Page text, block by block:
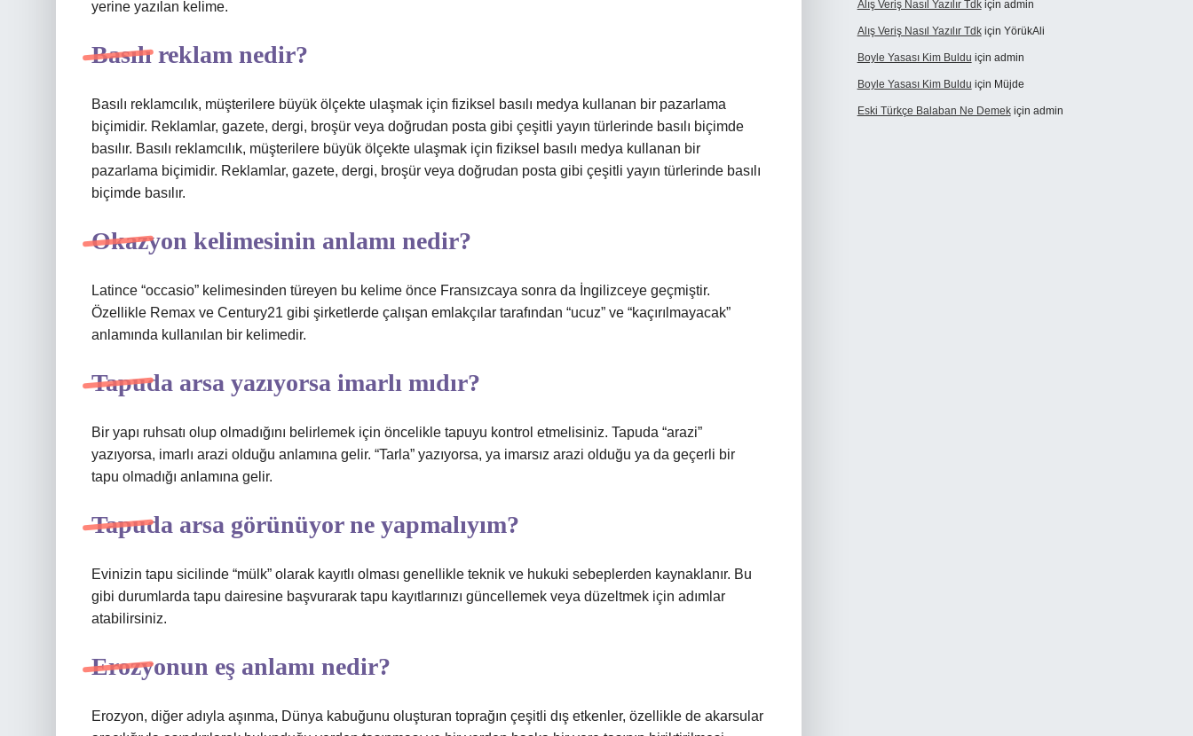
yerine yazılan kelime.
Basılı reklam nedir?
Basılı reklamcılık, müşterilere büyük ölçekte ulaşmak için fiziksel basılı medya kullanan bir pazarlama
biçimidir. Reklamlar, gazete, dergi, broşür veya doğrudan posta gibi çeşitli yayın türlerinde basılı biçimde
basılır. Basılı reklamcılık, müşterilere büyük ölçekte ulaşmak için fiziksel basılı medya kullanan bir
pazarlama biçimidir. Reklamlar, gazete, dergi, broşür veya doğrudan posta gibi çeşitli yayın türlerinde basılı
biçimde basılır.
Okazyon kelimesinin anlamı nedir?
Latince “occasio” kelimesinden türeyen bu kelime önce Fransızcaya sonra da İngilizceye geçmiştir.
Özellikle Remax ve Century21 gibi şirketlerde çalışan emlakçılar tarafından “ucuz” ve “kaçırılmayacak”
anlamında kullanılan bir kelimedir.
Tapuda arsa yazıyorsa imarlı mıdır?
Bir yapı ruhsatı olup olmadığını belirlemek için öncelikle tapuyu kontrol etmelisiniz. Tapuda “arazi”
yazıyorsa, imarlı arazi olduğu anlamına gelir. “Tarla” yazıyorsa, ya imarsız arazi olduğu ya da geçerli bir
tapu olmadığı anlamına gelir.
Tapuda arsa görünüyor ne yapmalıyım?
Evinizin tapu sicilinde “mülk” olarak kayıtlı olması genellikle teknik ve hukuki sebeplerden kaynaklanır. Bu
gibi durumlarda tapu dairesine başvurarak tapu kayıtlarınızı güncellemek veya düzeltmek için adımlar
atabilirsiniz.
Erozyonun eş anlamı nedir?
Erozyon, diğer adıyla aşınma, Dünya kabuğunu oluşturan toprağın çeşitli dış etkenler, özellikle de akarsular
Alış Veriş Nasıl Yazılır Tdkiçin admin
Alış Veriş Nasıl Yazılır Tdkiçin YörükAli
Boyle Yasası Kim Buldu için admin
Boyle Yasası Kim Buldu için Müjde
Eski Türkçe Balaban Ne Demekiçin admin